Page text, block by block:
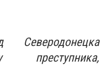
Северодонецка
преступника,